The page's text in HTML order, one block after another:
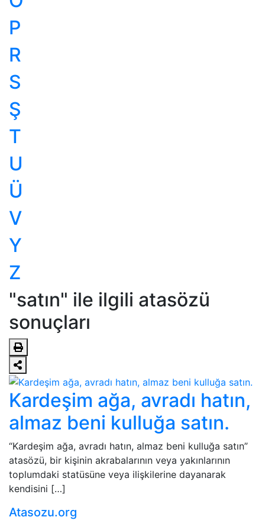
P
R
S
Ş
T
U
Ü
V
Y
Z
"satın" ile ilgili atasözü
sonuçları
Kardeşim ağa, avradı hatın,
almaz beni kulluğa satın.
“Kardeşim ağa, avradı hatın, almaz beni kulluğa satın”
atasözü, bir kişinin akrabalarının veya yakınlarının
toplumdaki statüsüne veya ilişkilerine dayanarak
kendisini […]
Atasozu.org